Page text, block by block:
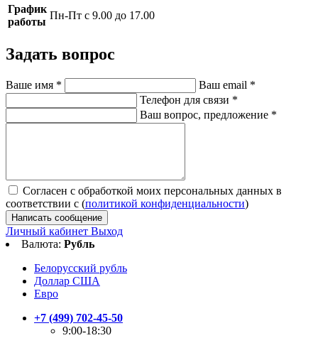
График
работы
Пн-Пт с 9.00 до 17.00
Задать вопрос
Ваше имя * Ваш email *
Телефон для связи *
Ваш вопрос, предложение *
Согласен с обработкой моих персональных данных в
соответствии с (политикой конфиденциальности)
Написать сообщение
Личный кабинет Выход
Валюта: Рубль
Белорусский рубль
Доллар США
Евро
+7 (499) 702-45-50
9:00-18:30